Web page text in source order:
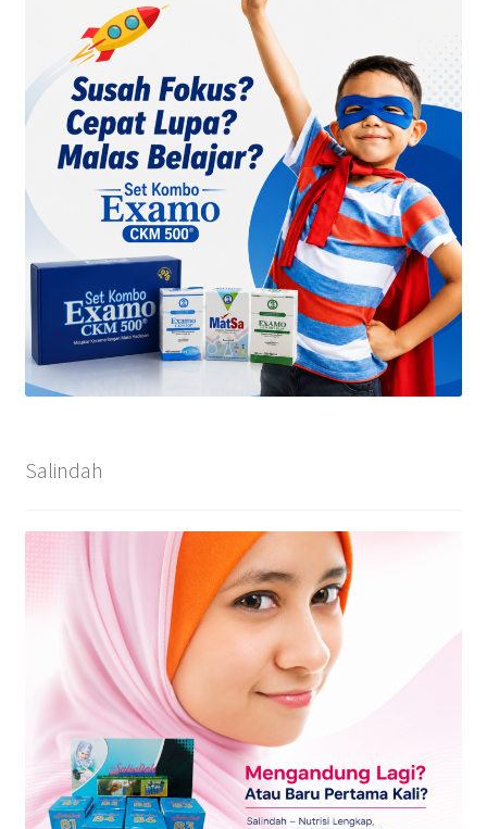
Salindah